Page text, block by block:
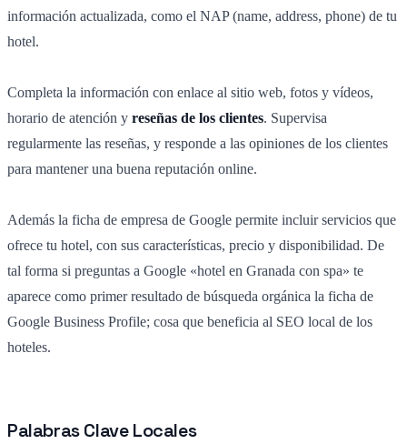
información actualizada, como el NAP (name, address, phone) de tu
hotel.
Completa la información con enlace al sitio web, fotos y vídeos,
horario de atención y reseñas de los clientes. Supervisa
regularmente las reseñas, y responde a las opiniones de los clientes
para mantener una buena reputación online.
Además la ficha de empresa de Google permite incluir servicios que
ofrece tu hotel, con sus características, precio y disponibilidad. De
tal forma si preguntas a Google «hotel en Granada con spa» te
aparece como primer resultado de búsqueda orgánica la ficha de
Google Business Profile; cosa que beneficia al SEO local de los
hoteles.
Palabras Clave Locales